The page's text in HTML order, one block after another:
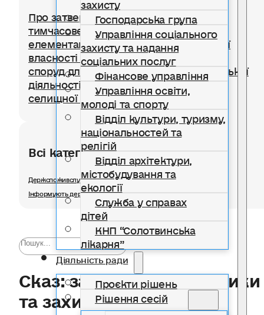
Господарська група
Управління соціального
захисту та надання
соціальних послуг
Фінансове управління
Управління освіти,
молоді та спорту
Відділ культури, туризму,
національностей та
релігій
Відділ архітектури,
містобудування та
екології
Служба у справах
дітей
КНП “Солотвинська
лікарня”
Діяльність ради
Проєкти рішень
Рішення сесій
Про затвердження Положення про
тимчасове користування окремими
елементами благоустрою комунальної
власності для розміщення тимчасових
споруд для провадження підприємницької
діяльності на території Солотвинської
селищної територіальної громади
Всі категорії розділу
Держспоживслужби в Івано-Франківській області інформує
Інформують державні органи
Сказ: заходи профілактики
та захисту